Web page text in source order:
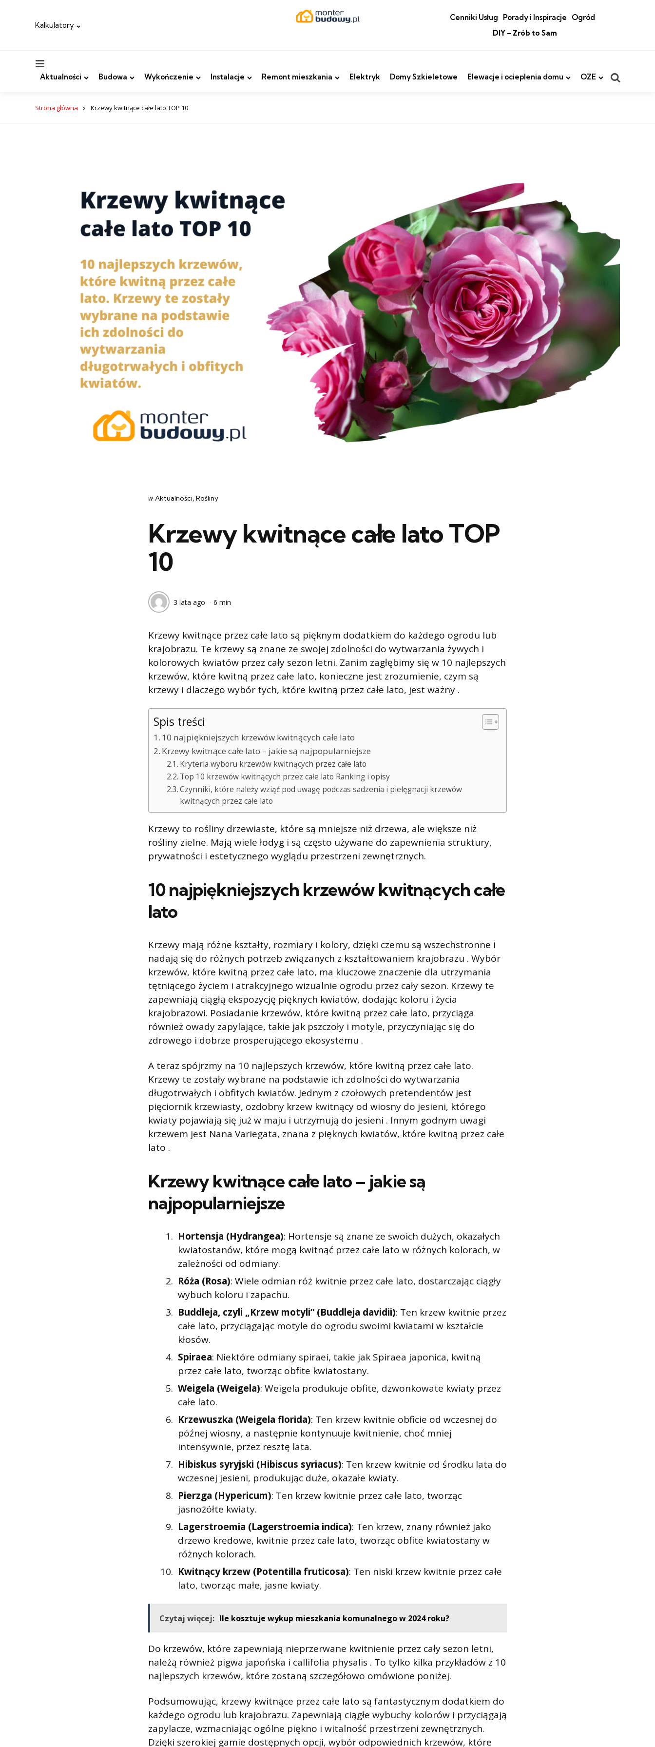
Kalkulatory
Cenniki Usług Porady i Inspiracje
Ogród
DIY – Zrób to Sam
Aktualności Budowa Wykończenie Instalacje Remont mieszkania Elektryk Domy Szkieletowe Elewacje i ocieplenia domu OZE
Strona główna Krzewy kwitnące całe lato TOP 10
Categories
post
w Aktualności Rośliny
Krzewy kwitnące całe lato TOP
10
3 lata ago 6 min
Krzewy kwitnące przez całe lato są pięknym dodatkiem do każdego ogrodu lub
krajobrazu. Te krzewy są znane ze swojej zdolności do wytwarzania żywych i
kolorowych kwiatów przez cały sezon letni. Zanim zagłębimy się w 10 najlepszych
krzewów, które kwitną przez całe lato, konieczne jest zrozumienie, czym są
krzewy i dlaczego wybór tych, które kwitną przez całe lato, jest ważny .
Spis treści
10 najpiękniejszych krzewów kwitnących całe lato
Krzewy kwitnące całe lato – jakie są najpopularniejsze
Kryteria wyboru krzewów kwitnących przez całe lato
Top 10 krzewów kwitnących przez całe lato Ranking i opisy
Czynniki, które należy wziąć pod uwagę podczas sadzenia i pielęgnacji krzewów
kwitnących przez całe lato
Krzewy to rośliny drzewiaste, które są mniejsze niż drzewa, ale większe niż
rośliny zielne. Mają wiele łodyg i są często używane do zapewnienia struktury,
prywatności i estetycznego wyglądu przestrzeni zewnętrznych.
10 najpiękniejszych krzewów kwitnących całe
lato
Krzewy mają różne kształty, rozmiary i kolory, dzięki czemu są wszechstronne i
nadają się do różnych potrzeb związanych z kształtowaniem krajobrazu . Wybór
krzewów, które kwitną przez całe lato, ma kluczowe znaczenie dla utrzymania
tętniącego życiem i atrakcyjnego wizualnie ogrodu przez cały sezon. Krzewy te
zapewniają ciągłą ekspozycję pięknych kwiatów, dodając koloru i życia
krajobrazowi. Posiadanie krzewów, które kwitną przez całe lato, przyciąga
również owady zapylające, takie jak pszczoły i motyle, przyczyniając się do
zdrowego i dobrze prosperującego ekosystemu .
A teraz spójrzmy na 10 najlepszych krzewów, które kwitną przez całe lato.
Krzewy te zostały wybrane na podstawie ich zdolności do wytwarzania
długotrwałych i obfitych kwiatów. Jednym z czołowych pretendentów jest
pięciornik krzewiasty, ozdobny krzew kwitnący od wiosny do jesieni, którego
kwiaty pojawiają się już w maju i utrzymują do jesieni . Innym godnym uwagi
krzewem jest Nana Variegata, znana z pięknych kwiatów, które kwitną przez całe
lato .
Krzewy kwitnące całe lato – jakie są
najpopularniejsze
Hortensja (Hydrangea): Hortensje są znane ze swoich dużych, okazałych
kwiatostanów, które mogą kwitnąć przez całe lato w różnych kolorach, w
zależności od odmiany.
Róża (Rosa): Wiele odmian róż kwitnie przez całe lato, dostarczając ciągły
wybuch koloru i zapachu.
Buddleja, czyli „Krzew motyli” (Buddleja davidii): Ten krzew kwitnie przez
całe lato, przyciągając motyle do ogrodu swoimi kwiatami w kształcie
kłosów.
Spiraea: Niektóre odmiany spiraei, takie jak Spiraea japonica, kwitną
przez całe lato, tworząc obfite kwiatostany.
Weigela (Weigela): Weigela produkuje obfite, dzwonkowate kwiaty przez
całe lato.
Krzewuszka (Weigela florida): Ten krzew kwitnie obficie od wczesnej do
późnej wiosny, a następnie kontynuuje kwitnienie, choć mniej
intensywnie, przez resztę lata.
Hibiskus syryjski (Hibiscus syriacus): Ten krzew kwitnie od środku lata do
wczesnej jesieni, produkując duże, okazałe kwiaty.
Pierzga (Hypericum): Ten krzew kwitnie przez całe lato, tworząc
jasnożółte kwiaty.
Lagerstroemia (Lagerstroemia indica): Ten krzew, znany również jako
drzewo kredowe, kwitnie przez całe lato, tworząc obfite kwiatostany w
różnych kolorach.
Kwitnący krzew (Potentilla fruticosa): Ten niski krzew kwitnie przez całe
lato, tworząc małe, jasne kwiaty.
Czytaj więcej: Ile kosztuje wykup mieszkania komunalnego w 2024 roku?
Do krzewów, które zapewniają nieprzerwane kwitnienie przez cały sezon letni,
należą również pigwa japońska i callifolia physalis . To tylko kilka przykładów z 10
najlepszych krzewów, które zostaną szczegółowo omówione poniżej.
Podsumowując, krzewy kwitnące przez całe lato są fantastycznym dodatkiem do
każdego ogrodu lub krajobrazu. Zapewniają ciągłe wybuchy kolorów i przyciągają
zapylacze, wzmacniając ogólne piękno i witalność przestrzeni zewnętrznych.
Dzięki szerokiej gamie dostępnych opcji, wybór odpowiednich krzewów, które